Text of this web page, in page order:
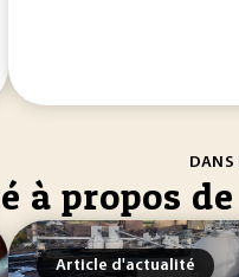
DANS
à propos
Article d'actualité